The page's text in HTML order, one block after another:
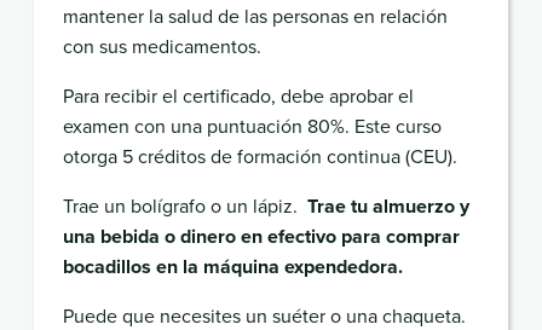
mantener la salud de las personas en relación
con sus medicamentos.
Para recibir el certificado, debe aprobar el
examen con una puntuación 80%. Este curso
otorga 5 créditos de formación continua (CEU).
Trae un bolígrafo o un lápiz. Trae tu almuerzo y
una bebida o dinero en efectivo para comprar
bocadillos en la máquina expendedora.
Puede que necesites un suéter o una chaqueta.